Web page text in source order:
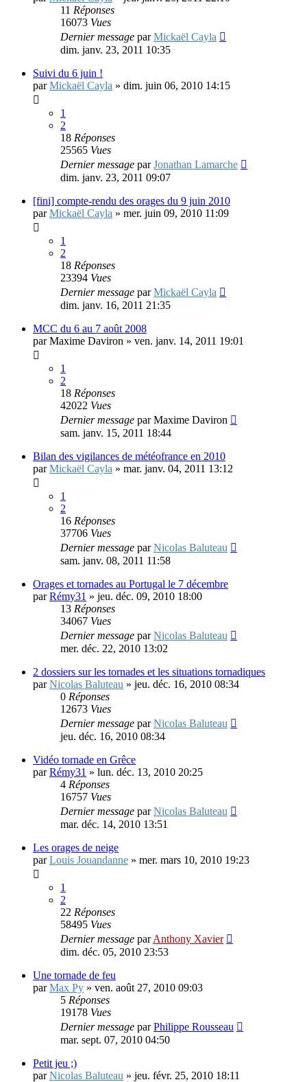
11 Réponses
16073 Vues
Dernier message parMickaël Cayla
dim. janv. 23, 2011 10:35
Suivi du 6 juin !
parMickaël Cayla » dim. juin 06, 2010 14:15
1
2
18 Réponses
25565 Vues
Dernier message parJonathan Lamarche
dim. janv. 23, 2011 09:07
[fini] compte-rendu des orages du 9 juin 2010
parMickaël Cayla » mer. juin 09, 2010 11:09
1
2
18 Réponses
23394 Vues
Dernier message parMickaël Cayla
dim. janv. 16, 2011 21:35
MCC du 6 au 7 août 2008
parMaxime Daviron » ven. janv. 14, 2011 19:01
1
2
18 Réponses
42022 Vues
Dernier message parMaxime Daviron
sam. janv. 15, 2011 18:44
Bilan des vigilances de météofrance en 2010
parMickaël Cayla » mar. janv. 04, 2011 13:12
1
2
16 Réponses
37706 Vues
Dernier message parNicolas Baluteau
sam. janv. 08, 2011 11:58
Orages et tornades au Portugal le 7 décembre
parRémy31 » jeu. déc. 09, 2010 18:00
13 Réponses
34067 Vues
Dernier message parNicolas Baluteau
mer. déc. 22, 2010 13:02
2 dossiers sur les tornades et les situations tornadiques
parNicolas Baluteau » jeu. déc. 16, 2010 08:34
0 Réponses
12673 Vues
Dernier message parNicolas Baluteau
jeu. déc. 16, 2010 08:34
Vidéo tornade en Grêce
parRémy31 » lun. déc. 13, 2010 20:25
4 Réponses
16757 Vues
Dernier message parNicolas Baluteau
mar. déc. 14, 2010 13:51
Les orages de neige
parLouis Jouandanne » mer. mars 10, 2010 19:23
1
2
22 Réponses
58495 Vues
Dernier message parAnthony Xavier
dim. déc. 05, 2010 23:53
Une tornade de feu
parMax Py » ven. août 27, 2010 09:03
5 Réponses
19178 Vues
Dernier message parPhilippe Rousseau
mar. sept. 07, 2010 04:50
Petit jeu ;)
parNicolas Baluteau » jeu. févr. 25, 2010 18:11